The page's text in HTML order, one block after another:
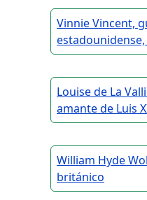
Vinnie Vincent,
Louise de La
amante de Luis
William Hyde
británico